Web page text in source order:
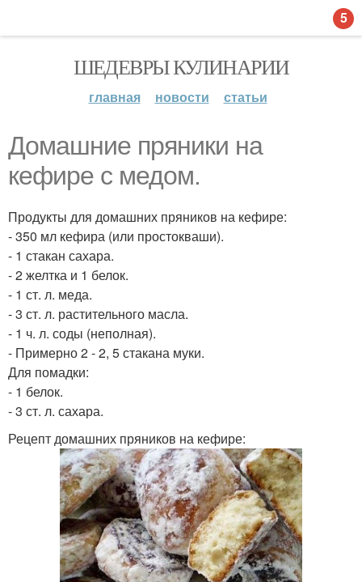
ШЕДЕВРЫ КУЛИНАРИИ
главная новости статьи
Домашние пряники на
кефире с медом.
Продукты для домашних пряников на кефире:
- 350 мл кефира (или простокваши).
- 1 стакан сахара.
- 2 желтка и 1 белок.
- 1 ст. л. меда.
- 3 ст. л. растительного масла.
- 1 ч. л. соды (неполная).
- Примерно 2 - 2, 5 стакана муки.
Для помадки:
- 1 белок.
- 3 ст. л. сахара.
Рецепт домашних пряников на кефире:
5